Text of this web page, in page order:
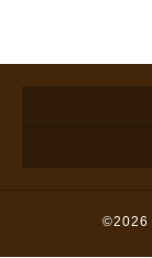
©2026